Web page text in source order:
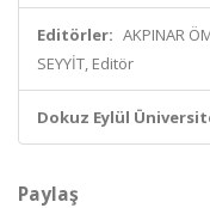
Editörler: AKPINAR
SEYYİT, Editör
Dokuz Eylül
Paylaş